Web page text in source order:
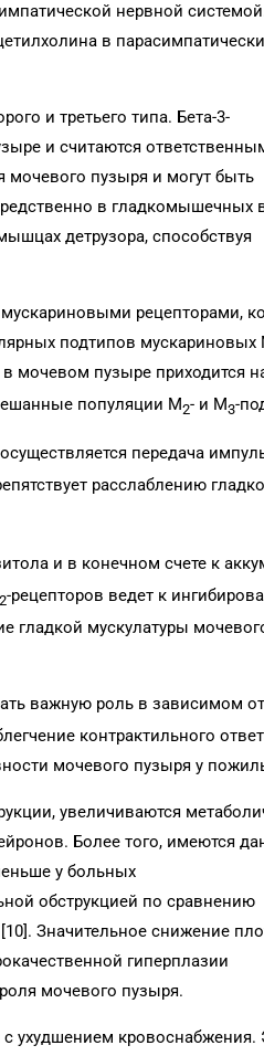
нервной
в
и третьего типа. Бета-3-
и считаются
мочевого пузыря и могут быть
в гладкомышечных
детрузора, способствуя
рецепторами,
подтипов мускариновых
мочевом пузыре приходится
популяции М2- и М3-
передача
расслаблению
и в конечном счете к
2-рецепторов ведет к
гладкой мускулатуры
важную роль в зависимом
контрактильного
мочевого пузыря у
увеличиваются
Более того, имеются
у больных
обструкцией по сравнению
Значительное снижение
гиперплазии
мочевого пузыря.
ухудшением кровоснабжения.